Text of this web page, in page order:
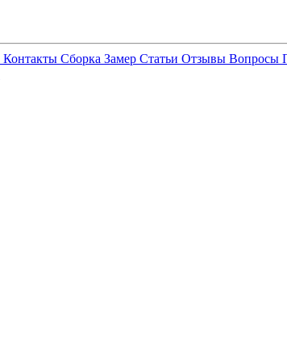
Контакты Сборка Замер Статьи Отзывы Вопросы